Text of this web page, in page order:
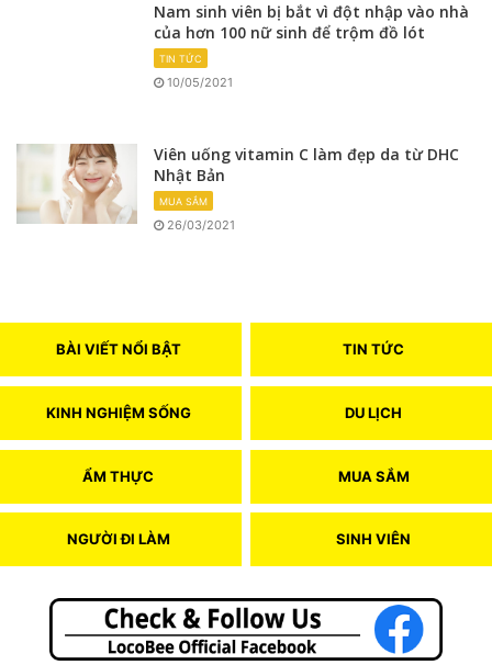
Nam sinh viên bị bắt vì đột nhập vào nhà
của hơn 100 nữ sinh để trộm đồ lót
TIN TỨC
10/05/2021
Viên uống vitamin C làm đẹp da từ DHC
Nhật Bản
MUA SẮM
26/03/2021
BÀI VIẾT NỔI BẬT TIN TỨC
KINH NGHIỆM SỐNG DU LỊCH
ẨM THỰC MUA SẮM
NGƯỜI ĐI LÀM SINH VIÊN